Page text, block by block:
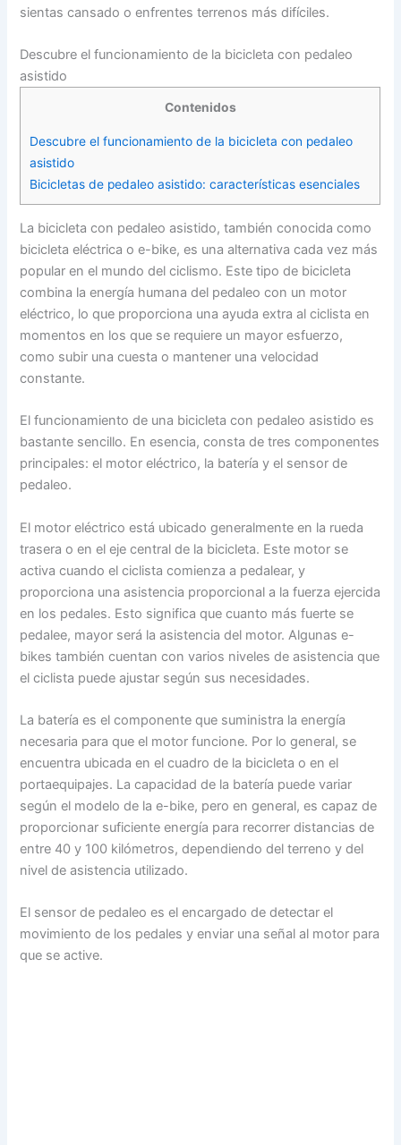
sientas cansado o enfrentes terrenos más difíciles.
Descubre el funcionamiento de la bicicleta con pedaleo
asistido
Contenidos
Descubre el funcionamiento de la bicicleta con pedaleo
asistido
Bicicletas de pedaleo asistido: características esenciales
La bicicleta con pedaleo asistido, también conocida como
bicicleta eléctrica o e-bike, es una alternativa cada vez más
popular en el mundo del ciclismo. Este tipo de bicicleta
combina la energía humana del pedaleo con un motor
eléctrico, lo que proporciona una ayuda extra al ciclista en
momentos en los que se requiere un mayor esfuerzo,
como subir una cuesta o mantener una velocidad
constante.
El funcionamiento de una bicicleta con pedaleo asistido es
bastante sencillo. En esencia, consta de tres componentes
principales: el motor eléctrico, la batería y el sensor de
pedaleo.
El motor eléctrico está ubicado generalmente en la rueda
trasera o en el eje central de la bicicleta. Este motor se
activa cuando el ciclista comienza a pedalear, y
proporciona una asistencia proporcional a la fuerza ejercida
en los pedales. Esto significa que cuanto más fuerte se
pedalee, mayor será la asistencia del motor. Algunas e-
bikes también cuentan con varios niveles de asistencia que
el ciclista puede ajustar según sus necesidades.
La batería es el componente que suministra la energía
necesaria para que el motor funcione. Por lo general, se
encuentra ubicada en el cuadro de la bicicleta o en el
portaequipajes. La capacidad de la batería puede variar
según el modelo de la e-bike, pero en general, es capaz de
proporcionar suficiente energía para recorrer distancias de
entre 40 y 100 kilómetros, dependiendo del terreno y del
nivel de asistencia utilizado.
El sensor de pedaleo es el encargado de detectar el
movimiento de los pedales y enviar una señal al motor para
que se active.